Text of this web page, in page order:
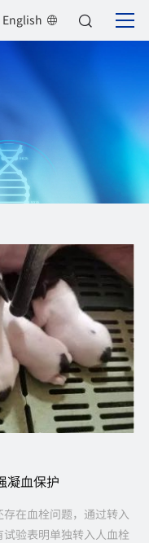
English
凝血保护
在血栓问题，通过转入
验表明单独转入人血栓